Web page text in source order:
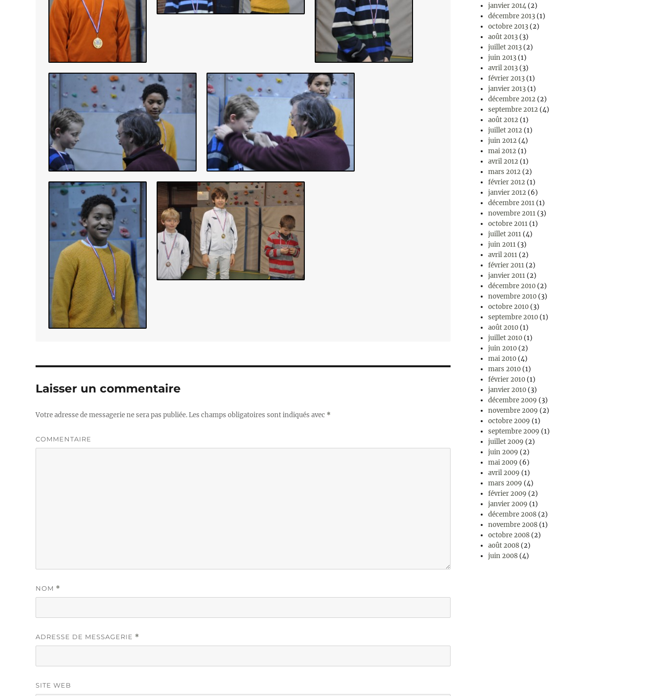
Laisser un commentaire
Votre adresse de messagerie ne sera pas publiée.Les champs obligatoires sont indiqués avec *
COMMENTAIRE
NOM *
ADRESSE DE MESSAGERIE *
SITE WEB
janvier 2014 (2)
décembre 2013 (1)
octobre 2013 (2)
août 2013 (3)
juillet 2013 (2)
juin 2013 (1)
avril 2013 (3)
février 2013 (1)
janvier 2013 (1)
décembre 2012 (2)
septembre 2012 (4)
août 2012 (1)
juillet 2012 (1)
juin 2012 (4)
mai 2012 (1)
avril 2012 (1)
mars 2012 (2)
février 2012 (1)
janvier 2012 (6)
décembre 2011 (1)
novembre 2011 (3)
octobre 2011 (1)
juillet 2011 (4)
juin 2011 (3)
avril 2011 (2)
février 2011 (2)
janvier 2011 (2)
décembre 2010 (2)
novembre 2010 (3)
octobre 2010 (3)
septembre 2010 (1)
août 2010 (1)
juillet 2010 (1)
juin 2010 (2)
mai 2010 (4)
mars 2010 (1)
février 2010 (1)
janvier 2010 (3)
décembre 2009 (3)
novembre 2009 (2)
octobre 2009 (1)
septembre 2009 (1)
juillet 2009 (2)
juin 2009 (2)
mai 2009 (6)
avril 2009 (1)
mars 2009 (4)
février 2009 (2)
janvier 2009 (1)
décembre 2008 (2)
novembre 2008 (1)
octobre 2008 (2)
août 2008 (2)
juin 2008 (4)